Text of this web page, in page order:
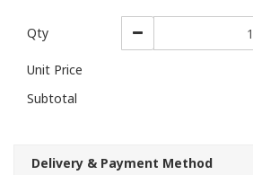
Qty
Unit Price
Subtotal
Delivery & Payment Method